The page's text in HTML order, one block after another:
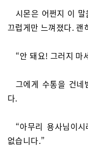
시몬은 어쩐지 이
끄럽게만 느껴졌다. 괜
“안 돼요! 그러지 마
그에게 수통을 건
다.
“아무리 용사님이
없습니다.”